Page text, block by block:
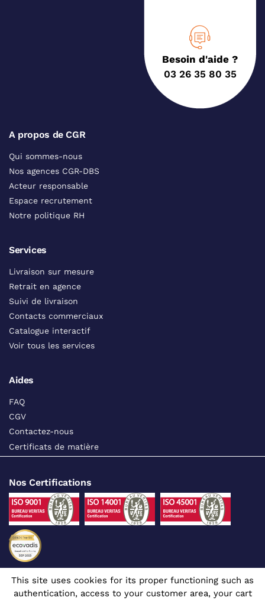
Besoin d'aide ?
03 26 35 80 35
A propos de CGR
Qui sommes-nous
Nos agences CGR-DBS
Acteur responsable
Espace recrutement
Notre politique RH
Services
Livraison sur mesure
Retrait en agence
Suivi de livraison
Contacts commerciaux
Catalogue interactif
Voir tous les services
Aides
FAQ
CGV
Contactez-nous
Certificats de matière
Nos Certifications
Suivez-nous sur les réseaux sociaux
This site uses cookies for its proper functioning such as
authentication, access to your customer area, your cart